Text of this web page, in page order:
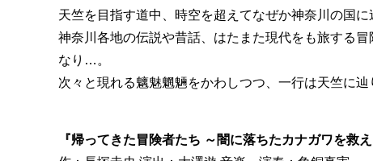
天竺を目指す道中、時空を超えてなぜか神奈川の国
神奈川各地の伝説や昔話、はたまた現代をも旅する
なり…。
次々と現れる魑魅魍魎をかわしつつ、一行は天竺に辿
『帰ってきた冒険者たち ～闇に落ちたカナガワを救え